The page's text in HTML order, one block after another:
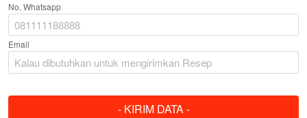
No. Whatsapp
Email
`
- KIRIM DATA -